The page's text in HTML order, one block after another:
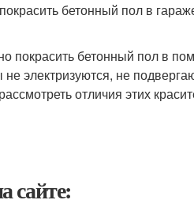
бетонный пол в
покрасить бетонный пол в
электризуются, не
отличия этих
сайте: